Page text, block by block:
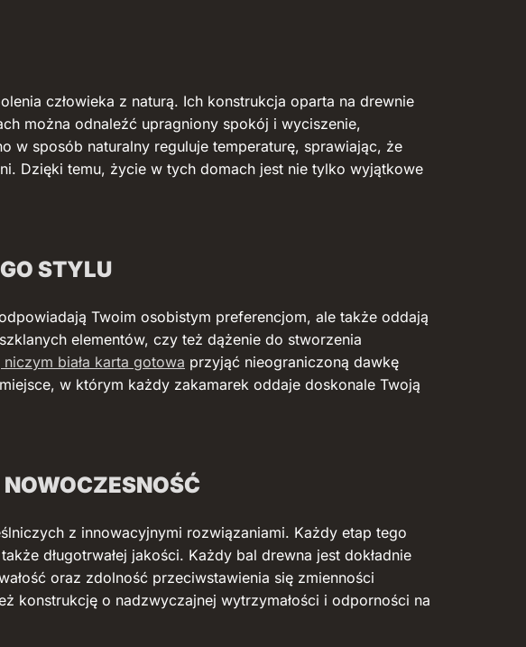
człowieka z naturą. Ich konstrukcja oparta na drewnie
można odnaleźć upragniony spokój i wyciszenie,
w sposób naturalny reguluje temperaturę, sprawiając, że
Dzięki temu, życie w tych domach jest nie tylko wyjątkowe
STYLU
Twoim osobistym preferencjom, ale także oddają
elementów, czy też dążenie do stworzenia
niczym biała karta gotowa przyjąć nieograniczoną dawkę
w którym każdy zakamarek oddaje doskonale Twoją
z innowacyjnymi rozwiązaniami. Każdy etap tego
długotrwałej jakości. Każdy bal drewna jest dokładnie
oraz zdolność przeciwstawienia się zmienności
konstrukcję o nadzwyczajnej wytrzymałości i odporności na